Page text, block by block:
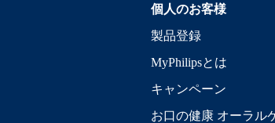
個人のお客様
製品登録
MyPhilipsとは
キャンペーン
お口の健康 オーラル